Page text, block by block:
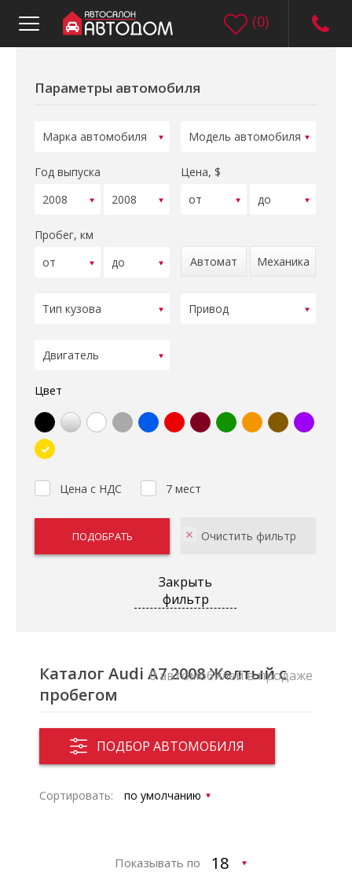
(0)
Параметры автомобиля
Год выпуска Цена, $
Пробег, км
Автомат
Механика
Цвет
Цена с НДС 7 мест
Закрыть
фильтр
Каталог Audi A7 2008 Желтый с
пробегом
ПОДБОР АВТОМОБИЛЯ
0 автомобилей в продаже
Сортировать:
Показывать по